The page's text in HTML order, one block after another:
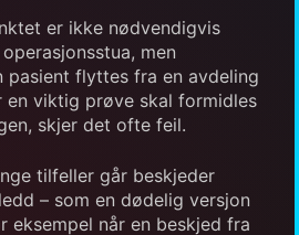
er ikke nødvendigvis
men
pasient flyttes fra en avdeling
en viktig prøve skal formidles
skjer det ofte feil.
tilfeller går beskjeder
– som en dødelig versjon
eksempel når en beskjed fra